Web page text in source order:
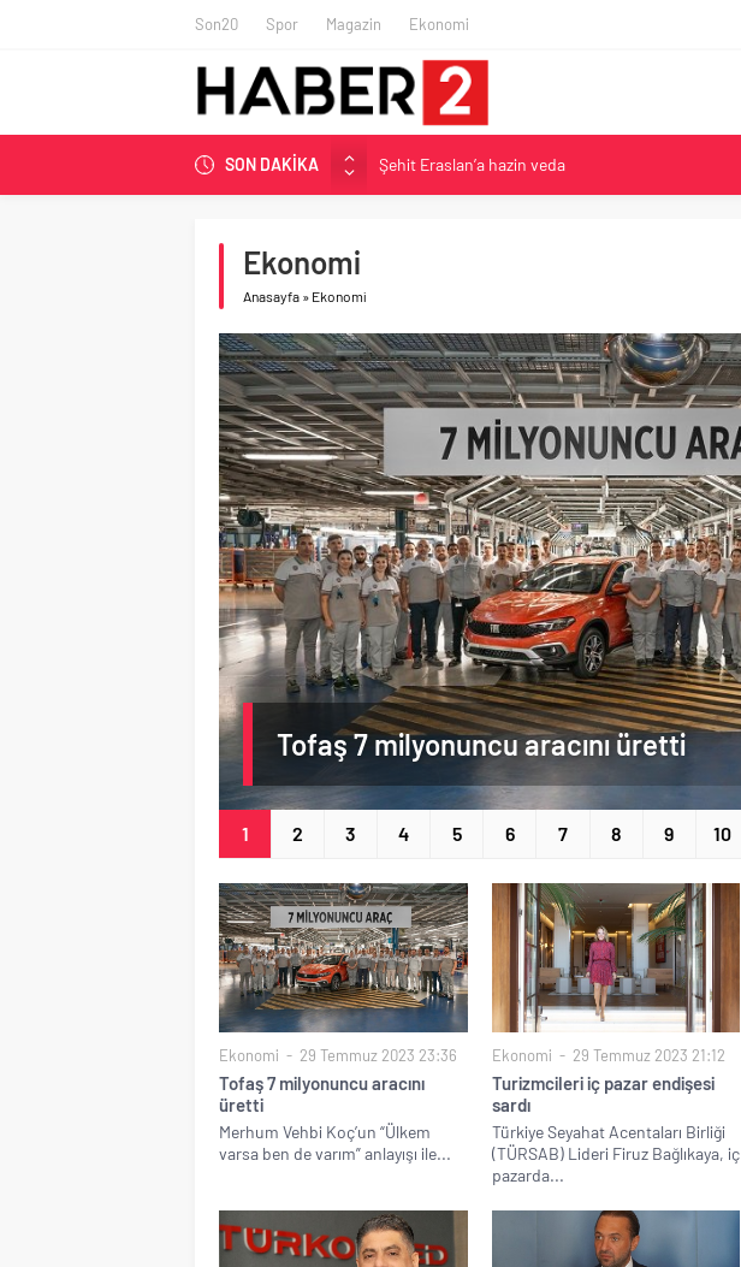
Son20 Spor Magazin Ekonomi
SON DAKİKA
Şehit Eraslan’a hazin veda
Toprak Razgatlıoğlu Çekya’da ikinci oldu
Ekonomi
Anasayfa » Ekonomi
Tofaş 7 milyonuncu aracını üretti
1 2 3 4 5 6 7 8 9 10
Ekonomi 29 Temmuz 2023 23:36
Tofaş 7 milyonuncu aracını
üretti
Merhum Vehbi Koç’un “Ülkem
varsa ben de varım” anlayışı ile...
Ekonomi 29 Temmuz 2023 21:12
Turizmcileri iç pazar endişesi
sardı
Türkiye Seyahat Acentaları Birliği
(TÜRSAB) Lideri Firuz Bağlıkaya, iç
pazarda...